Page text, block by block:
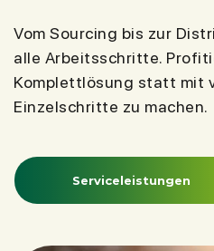
Vom Sourcing bis zur
alle Arbeitsschritte.
Komplettlösung statt mit
Einzelschritte zu machen.
Serviceleistungen